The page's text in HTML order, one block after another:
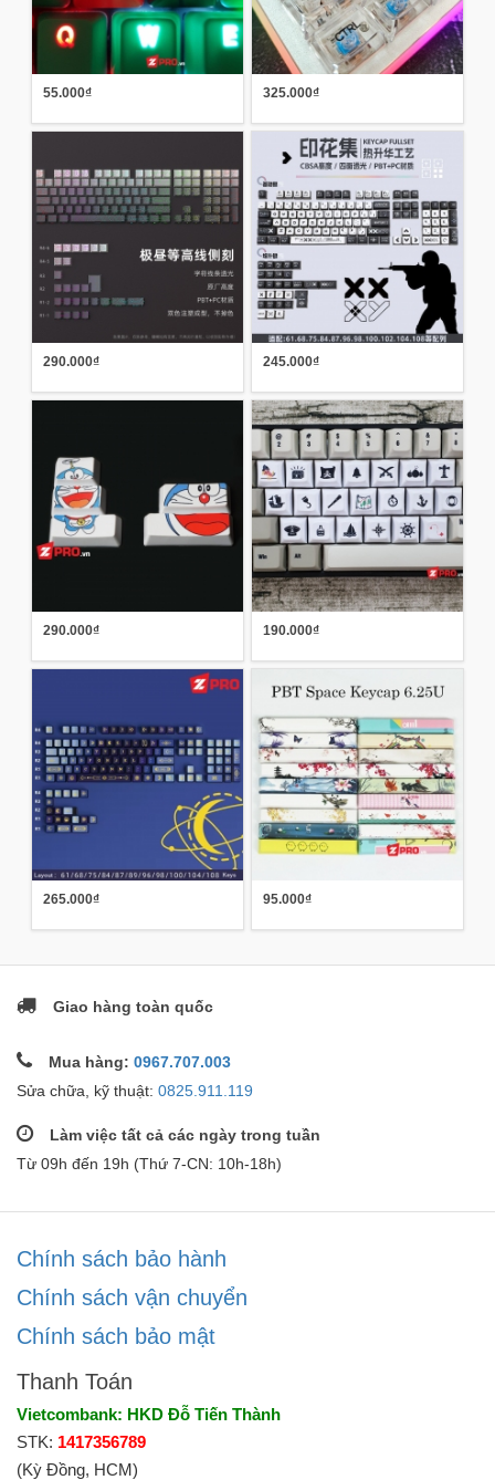
55.000₫ 325.000₫
290.000₫ 245.000₫
290.000₫ 190.000₫
265.000₫ 95.000₫
Giao hàng toàn quốc
Mua hàng: 0967.707.003
Sửa chữa, kỹ thuật: 0825.911.119
Làm việc tất cả các ngày trong tuần
Từ 09h đến 19h (Thứ 7-CN: 10h-18h)
Chính sách bảo hành
Chính sách vận chuyển
Chính sách bảo mật
Thanh Toán
Vietcombank: HKD Đỗ Tiến Thành
STK: 1417356789
(Kỳ Đồng, HCM)